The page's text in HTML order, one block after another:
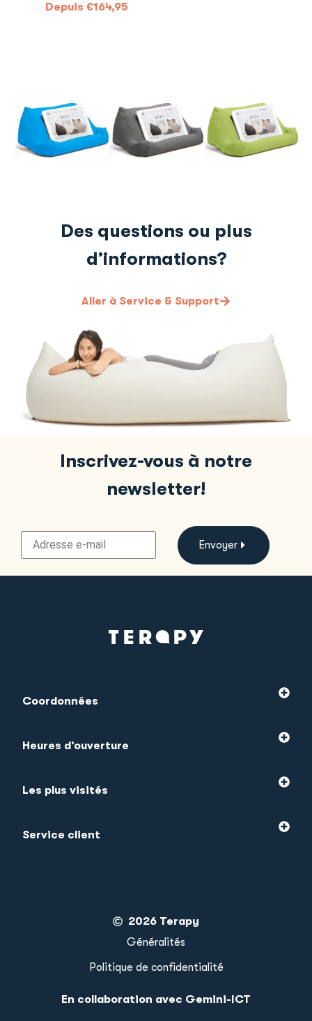
Depuis €164,95
Des questions ou plus
d’informations?
Aller à Service & Support
Inscrivez-vous à notre
newsletter!
Envoyer
Coordonnées
Heures d’ouverture
Les plus visités
Service client
2026 Terapy
Généralités
Politique de confidentialité
En collaboration avec Gemini-ICT